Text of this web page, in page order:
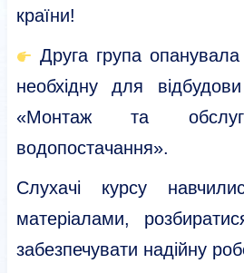
країни!
Друга група
необхідну для
«Монтаж та
водопостачання».
Слухачі курсу
матеріалами,
забезпечувати надійну